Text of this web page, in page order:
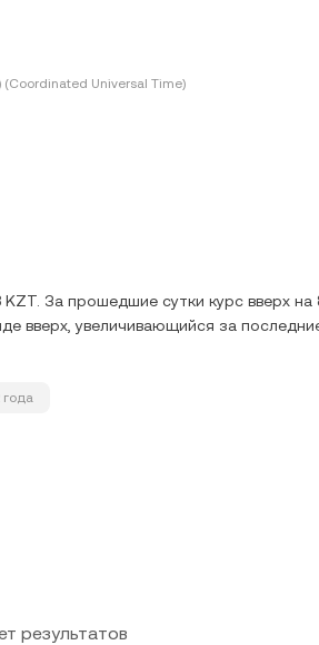
(Coordinated Universal Time)
За прошедшие сутки курс вверх
вверх, увеличивающийся за
года
результатов